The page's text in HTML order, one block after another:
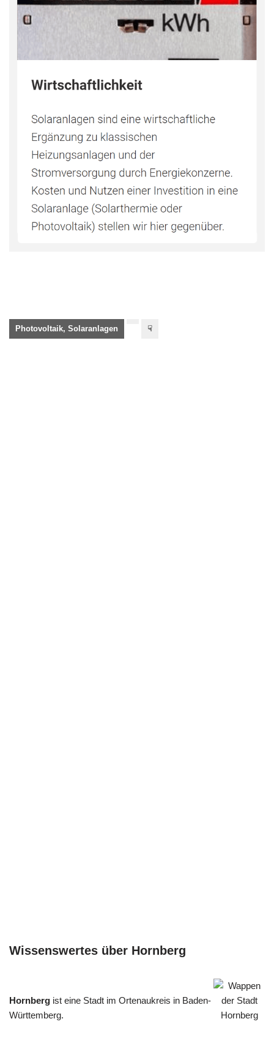
Photovoltaik, Solaranlagen ☟
Wissenswertes über Hornberg
Hornberg ist eine Stadt im Ortenaukreis in Baden-
Württemberg.